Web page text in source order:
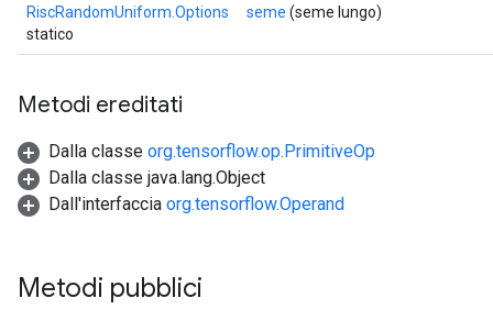
RiscRandomUniform.Options
statico
seme (seme lungo)
Metodi ereditati
Dalla classe org.tensorflow.op.PrimitiveOp
Dalla classe java.lang.Object
Dall'interfaccia org.tensorflow.Operand
Metodi pubblici